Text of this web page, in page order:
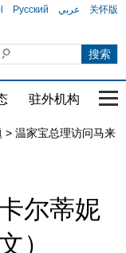
Русский عربي 关怀版
驻外机构 国
> 温家宝总理访问马来
尔蒂妮
）